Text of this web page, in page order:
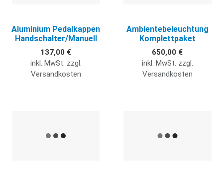
Aluminium Pedalkappen
Handschalter/Manuell
137,00 €
inkl. MwSt. zzgl.
Versandkosten
Ambientebeleuchtung
Komplettpaket
650,00 €
inkl. MwSt. zzgl.
Versandkosten